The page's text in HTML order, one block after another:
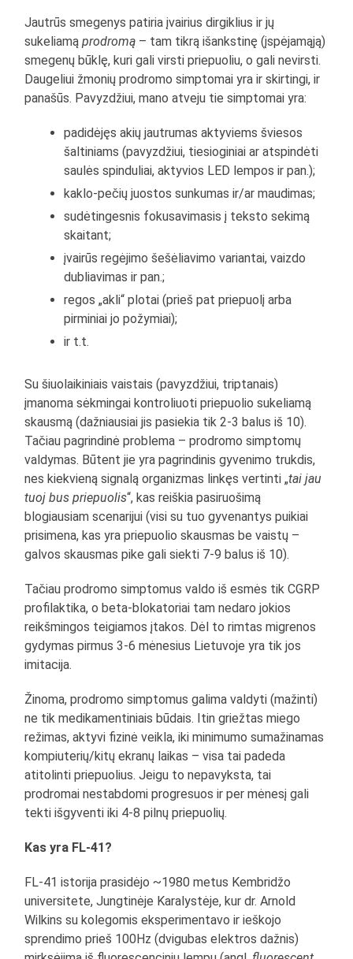
Jautrūs smegenys patiria įvairius dirgiklius ir jų
sukeliamąprodromą – tam tikrą išankstinę (įspėjamąją)
smegenų būklę, kuri gali virsti priepuoliu, o gali nevirsti.
Daugeliui žmonių prodromo simptomai yra ir skirtingi, ir
panašūs. Pavyzdžiui, mano atveju tie simptomai yra:
padidėjęs akių jautrumas aktyviems šviesos
šaltiniams (pavyzdžiui, tiesioginiai ar atspindėti
saulės spinduliai, aktyvios LED lempos ir pan.);
kaklo-pečių juostos sunkumas ir/ar maudimas;
sudėtingesnis fokusavimasis į teksto sekimą
skaitant;
įvairūs regėjimo šešėliavimo variantai, vaizdo
dubliavimas ir pan.;
regos „akli“ plotai (prieš pat priepuolį arba
pirminiai jo požymiai);
ir t.t.
Su šiuolaikiniais vaistais (pavyzdžiui, triptanais)
įmanoma sėkmingai kontroliuoti priepuolio sukeliamą
skausmą (dažniausiai jis pasiekia tik 2-3 balus iš 10).
Tačiau pagrindinė problema – prodromo simptomų
valdymas. Būtent jie yra pagrindinis gyvenimo trukdis,
nes kiekvieną signalą organizmas linkęs vertinti „tai jau
tuoj bus priepuolis“, kas reiškia pasiruošimą
blogiausiam scenarijui (visi su tuo gyvenantys puikiai
prisimena, kas yra priepuolio skausmas be vaistų –
galvos skausmas pike gali siekti 7-9 balus iš 10).
Tačiau prodromo simptomus valdo iš esmės tik CGRP
profilaktika, o beta-blokatoriai tam nedaro jokios
reikšmingos teigiamos įtakos. Dėl to rimtas migrenos
gydymas pirmus 3-6 mėnesius Lietuvoje yra tik jos
imitacija.
Žinoma, prodromo simptomus galima valdyti (mažinti)
ne tik medikamentiniais būdais. Itin griežtas miego
režimas, aktyvi fizinė veikla, iki minimumo sumažinamas
kompiuterių/kitų ekranų laikas – visa tai padeda
atitolinti priepuolius. Jeigu to nepavyksta, tai
prodromai nestabdomi progresuos ir per mėnesį gali
tekti išgyventi iki 4-8 pilnų priepuolių.
Kas yra FL-41?
FL-41 istorija prasidėjo ~1980 metus Kembridžo
universitete, Jungtinėje Karalystėje, kur dr. Arnold
Wilkins su kolegomis eksperimentavo ir ieškojo
sprendimo prieš 100Hz (dvigubas elektros dažnis)